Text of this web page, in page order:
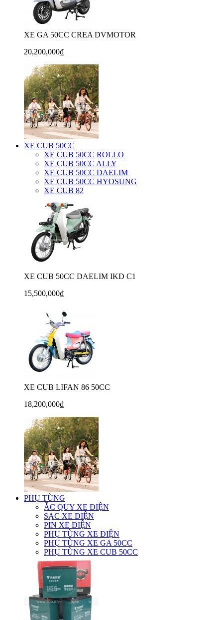
XE GA 50CC CREA DVMOTOR
20,200,000₫
XE CUB 50CC
XE CUB 50CC ROLLO
XE CUB 50CC ALLY
XE CUB 50CC DAELIM
XE CUB 50CC HYOSUNG
XE CUB 82
XE CUB 50CC DAELIM IKD C1
15,500,000₫
XE CUB LIFAN 86 50CC
18,200,000₫
PHỤ TÙNG
ẮC QUY XE ĐIỆN
SẠC XE ĐIỆN
PIN XE ĐIỆN
PHỤ TÙNG XE ĐIỆN
PHỤ TÙNG XE GA 50CC
PHỤ TÙNG XE CUB 50CC